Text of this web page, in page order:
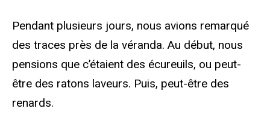
Pendant plusieurs jours, nous avions remarqué
des traces près de la véranda. Au début, nous
pensions que c’étaient des écureuils, ou peut-
être des ratons laveurs. Puis, peut-être des
renards.